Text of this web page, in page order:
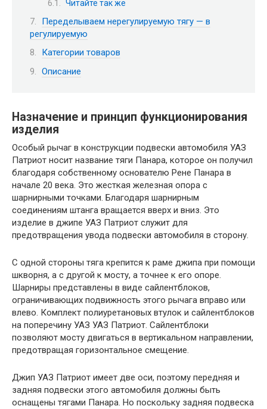
Читайте так же
Переделываем нерегулируемую тягу — в
регулируемую
Категории товаров
Описание
Назначение и принцип функционирования
изделия
Особый рычаг в конструкции подвески автомобиля УАЗ
Патриот носит название тяги Панара, которое он получил
благодаря собственному основателю Рене Панара в
начале 20 века. Это жесткая железная опора с
шарнирными точками. Благодаря шарнирным
соединениям штанга вращается вверх и вниз. Это
изделие в джипе УАЗ Патриот служит для
предотвращения увода подвески автомобиля в сторону.
С одной стороны тяга крепится к раме джипа при помощи
шкворня, а с другой к мосту, а точнее к его опоре.
Шарниры представлены в виде сайлентблоков,
ограничивающих подвижность этого рычага вправо или
влево. Комплект полиуретановых втулок и сайлентблоков
на поперечину УАЗ УАЗ Патриот. Сайлентблоки
позволяют мосту двигаться в вертикальном направлении,
предотвращая горизонтальное смещение.
Джип УАЗ Патриот имеет две оси, поэтому передняя и
задняя подвески этого автомобиля должны быть
оснащены тягами Панара. Но поскольку задняя подвеска